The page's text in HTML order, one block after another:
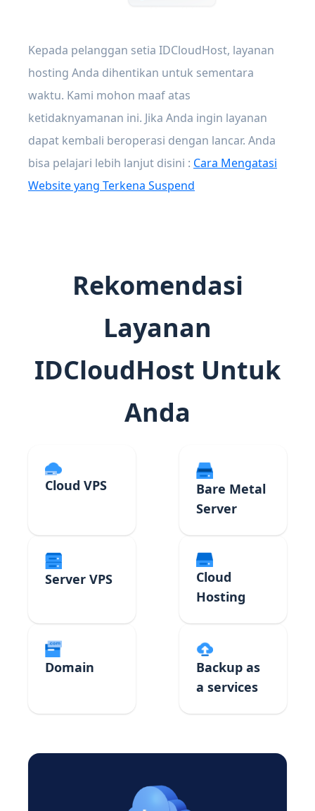
Kepada pelanggan setia IDCloudHost, layanan
hosting Anda dihentikan untuk sementara
waktu. Kami mohon maaf atas
ketidaknyamanan ini. Jika Anda ingin layanan
dapat kembali beroperasi dengan lancar. Anda
bisa pelajari lebih lanjut disini : Cara Mengatasi
Website yang Terkena Suspend
Rekomendasi
Layanan
IDCloudHost Untuk
Anda
Cloud VPS
Bare Metal
Server
Server VPS
Cloud
Hosting
Domain
Backup as
a services